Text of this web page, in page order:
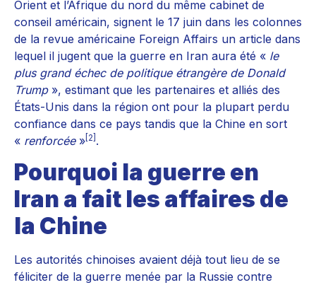
Orient et l’Afrique du nord du même cabinet de
conseil américain, signent le 17 juin dans les colonnes
de la revue américaine Foreign Affairs un article dans
lequel il jugent que la guerre en Iran aura été « le
plus grand échec de politique étrangère de Donald
Trump», estimant que les partenaires et alliés des
États-Unis dans la région ont pour la plupart perdu
confiance dans ce pays tandis que la Chine en sort
« renforcée» [2] .
Pourquoi la guerre en
Iran a fait les affaires de
la Chine
Les autorités chinoises avaient déjà tout lieu de se
féliciter de la guerre menée par la Russie contre